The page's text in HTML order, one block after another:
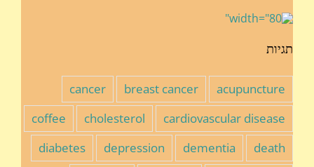
תגיות
acupuncture
breast cancer
cancer
cardiovascular disease
cholesterol
coffee
death
dementia
depression
diabetes